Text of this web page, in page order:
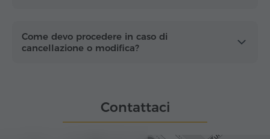
Come devo procedere in caso di
cancellazione o modifica?
Contattaci